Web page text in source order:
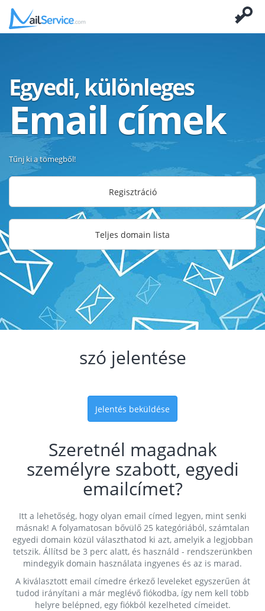
Egyedi, különleges
Email címek
Tűnj ki a tömegből!
Regisztráció
Teljes domain lista
szó jelentése
Jelentés beküldése
Szeretnél magadnak
személyre szabott, egyedi
emailcímet?
Itt a lehetőség, hogy olyan email címed legyen, mint senki
másnak! A folyamatosan bővülő 25 kategóriából, számtalan
egyedi domain közül választhatod ki azt, amelyik a legjobban
tetszik. Állítsd be 3 perc alatt, és használd - rendszerünkben
mindegyik domain használata ingyenes és az is marad.
A kiválasztott email címedre érkező leveleket egyszerűen át
tudod irányítani a már meglévő fiókodba, így nem kell több
helyre belépned, egy fiókból kezelheted címeidet.